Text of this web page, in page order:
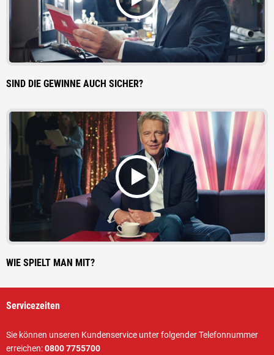
SIND DIE GEWINNE AUCH SICHER?
WIE SPIELT MAN MIT?
Servicezeiten
Sie können unseren Kundenservice unter folgender Telefonnummer
erreichen:0800 7755700